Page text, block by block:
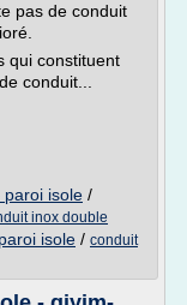
pas de conduit
qui constituent
conduit...
isole /
inox double
isole / conduit